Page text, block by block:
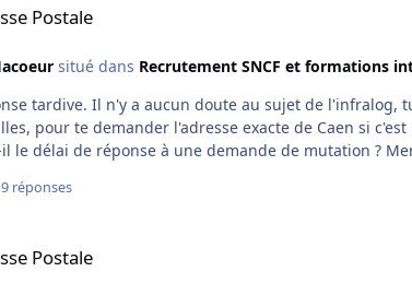
Postale
situé dans Recrutement SNCF et formations
tardive. Il n'y a aucun doute au sujet de l'infralog, tu as
demander l'adresse exacte de Caen si c'est possible ? Par avance,
hasard,
9 réponses
Postale